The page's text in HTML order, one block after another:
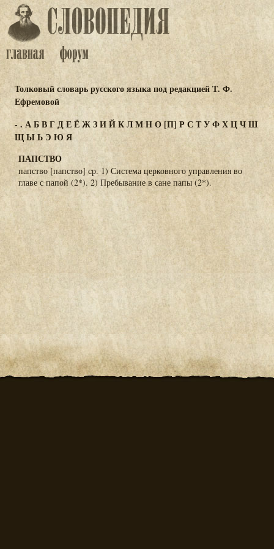
Толковый словарь русского языка под редакцией Т. Ф.
Ефремовой
- . АБВГДЕЁЖЗИЙКЛМНО[П] РС ТУФХЦЧШ
ЩЫЬЭ ЮЯ
ПАПСТВО
папство [папство] ср. 1) Система церковного управления во
главе с папой (2*). 2) Пребывание в сане папы (2*).